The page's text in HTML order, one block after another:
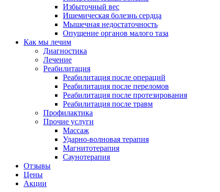
Избыточный вес
Ишемическая болезнь сердца
Мышечная недостаточность
Опущение органов малого таза
Как мы лечим
Диагностика
Лечение
Реабилитация
Реабилитация после операций
Реабилитация после переломов
Реабилитация после протезирования
Реабилитация после травм
Профилактика
Прочие услуги
Массаж
Ударно-волновая терапия
Магнитотерапия
Саунотерапия
Отзывы
Цены
Акции